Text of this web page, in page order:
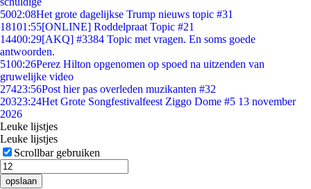
5002:08Het grote dagelijkse Trump nieuws topic #31
18101:55[ONLINE] Roddelpraat Topic #21
14400:29[AKQ] #3384 Topic met vragen. En soms goede
antwoorden.
5100:26Perez Hilton opgenomen op spoed na uitzenden van
gruwelijke video
27423:56Post hier pas overleden muzikanten #32
20323:24Het Grote Songfestivalfeest Ziggo Dome #5 13 november
2026
Leuke lijstjes
Leuke lijstjes
Scrollbar gebruiken
opslaan